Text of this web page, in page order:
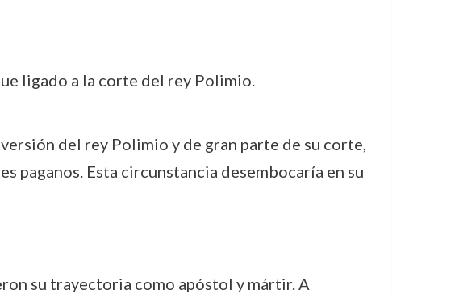
ligado a la corte del rey Polimio.
del rey Polimio y de gran parte de su corte,
paganos. Esta circunstancia desembocaría en su
su trayectoria como apóstol y mártir. A